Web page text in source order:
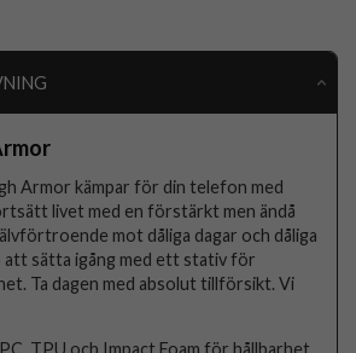
Armor kämpar för din telefon med
livet med en förstärkt men ändå
mot dåliga dagar och dåliga
att sätta igång med ett stativ för
Ta dagen med absolut tillförsikt. Vi